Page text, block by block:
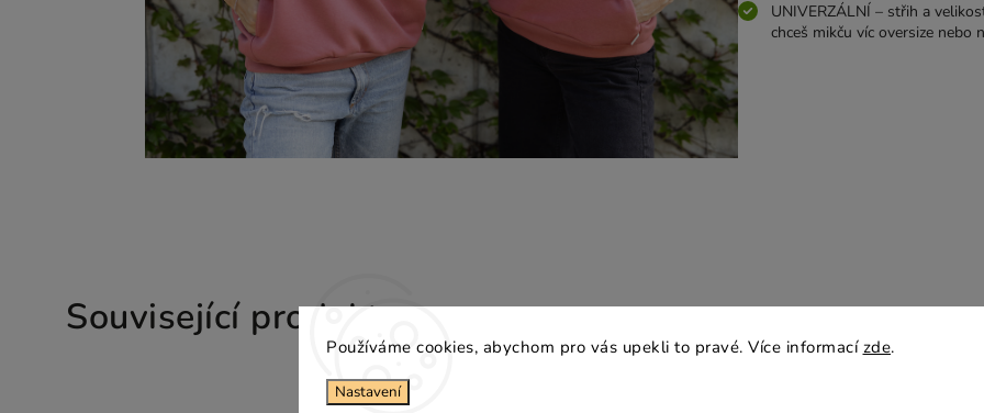
Používáme cookies, abychom pro vás upekli to pravé. Více informací zde.
Nastavení
UNIVERZÁLNÍ – střih a
chceš mikču víc oversize nebo
Související produkty